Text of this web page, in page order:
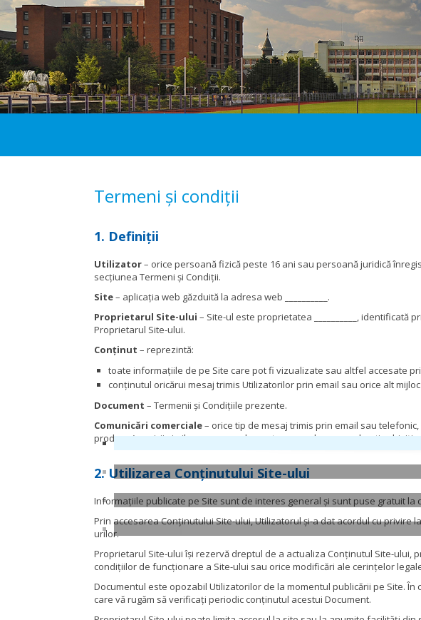
Termeni și condiții
1. Definiții
Utilizator– orice persoană fizică peste 16 ani sau persoană juridică
secțiunea Termeni și Condiții.
Site– aplicația web găzduită la adresa web __________.
Proprietarul Site-ului – Site-ul este proprietatea __________, identificată
Proprietarul Site-ului.
Conținut – reprezintă:
toate informațiile de pe Site care pot fi vizualizate sau altfel accesate
conținutul oricărui mesaj trimis Utilizatorilor prin email sau orice alt
Document – Termenii și Condițiile prezente.
Comunicări comerciale– orice tip de mesaj trimis prin email sau
produse/servicii similare sau complementare cu cele pe care le-ati
2. Utilizarea Conținutului Site-ului
Informațiile publicate pe Site sunt de interes general și sunt puse gratuit la
Prin accesarea Conținutului Site-ului, Utilizatorul și-a dat acordul cu
urilor.
Proprietarul Site-ului își rezervă dreptul de a actualiza Conținutul Site-ului,
condițiilor de funcționare a Site-ului sau orice modificări ale cerințelor
Documentul este opozabil Utilizatorilor de la momentul publicării pe Site.
care vă rugăm să verificați periodic conținutul acestui Document.